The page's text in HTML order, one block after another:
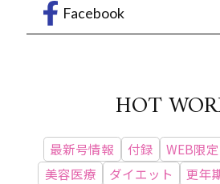
Facebook
HOT
最新号情報 付録 WEB限定
美容医療
ダイエット 更年